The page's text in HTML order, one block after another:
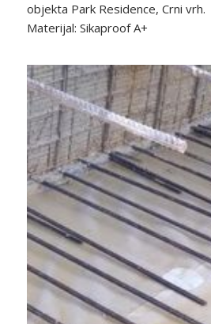
objekta Park Residence, Crni vrh.
Materijal: Sikaproof A+